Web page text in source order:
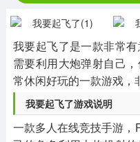
我要起飞了是一款非常
需要利用大炮弹射自己
常休闲好玩的一款游戏，
我要起飞了游戏说明
一款多人在线竞技手游